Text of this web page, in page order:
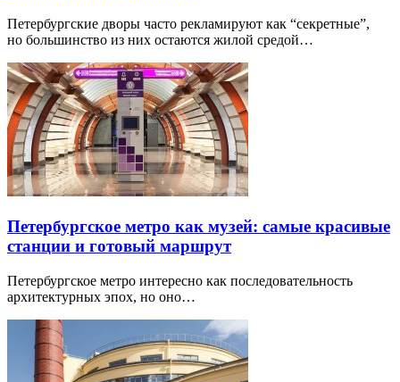
Петербургские дворы часто рекламируют как “секретные”,
но большинство из них остаются жилой средой…
Петербургское метро как музей: самые красивые
станции и готовый маршрут
Петербургское метро интересно как последовательность
архитектурных эпох, но оно…